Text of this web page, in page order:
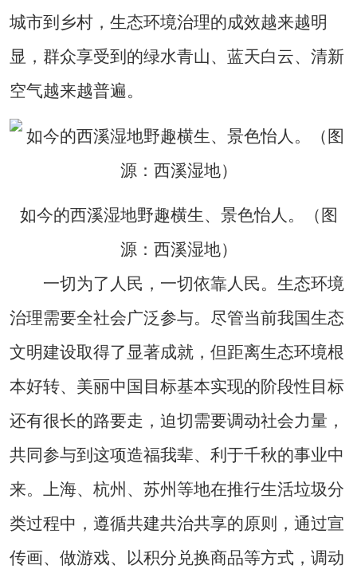
城市到乡村，生态环境治理的成效越来越明
显，群众享受到的绿水青山、蓝天白云、清新
空气越来越普遍。
如今的西溪湿地野趣横生、景色怡人。（图
源：西溪湿地）
一切为了人民，一切依靠人民。生态环境
治理需要全社会广泛参与。尽管当前我国生态
文明建设取得了显著成就，但距离生态环境根
本好转、美丽中国目标基本实现的阶段性目标
还有很长的路要走，迫切需要调动社会力量，
共同参与到这项造福我辈、利于千秋的事业中
来。上海、杭州、苏州等地在推行生活垃圾分
类过程中，遵循共建共治共享的原则，通过宣
传画、做游戏、以积分兑换商品等方式，调动